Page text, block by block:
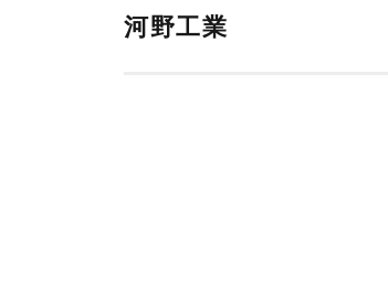
河野工業